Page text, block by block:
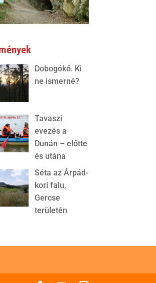
Dobogókő. Ki
ne ismerné?
Tavaszi
evezés a
Dunán – előtte
és utána
Séta az Árpád-
kori falu,
Gercse
területén